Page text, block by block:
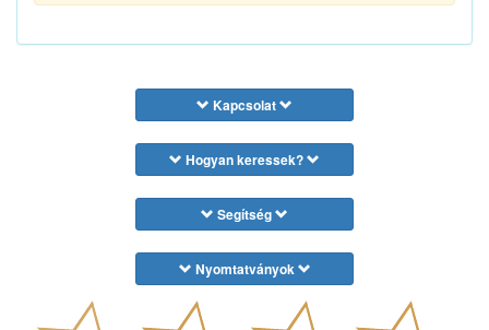
Kapcsolat
Hogyan keressek?
Segítség
Nyomtatványok